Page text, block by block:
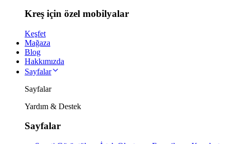
Kreş için özel mobilyalar
Keşfet
Mağaza
Blog
Hakkımızda
Sayfalar
Sayfalar
Yardım & Destek
Sayfalar